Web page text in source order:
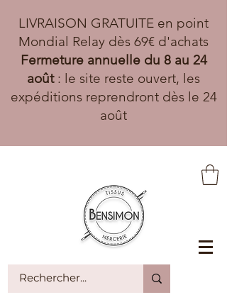
LIVRAISON GRATUITE en point
Mondial Relay dès 69€ d'achats
Fermeture annuelle du 8 au 24
août: le site reste ouvert, les
expéditions reprendront dès le 24
août